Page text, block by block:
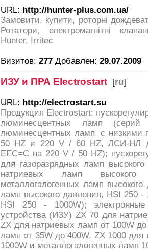
URL: http://hunter-plus.com.ua/
Замовити, купити, роторні
Ротатори, електромагнітні
Hunter, Irritec
Визитов: 277 Добавлен: 29.07.2009
ИЗУ и ПРА Electrostart [ru]
URL: http://electrostart.su
Продукция Electrostart:
люминесцентных ламп
люминесцентных ламп, с низкими
50 HZ и 220 V / 60 HZ, ЛСИ-НЛ
ЕЕС=C на 220 V / 50 HZ);
для газоразрядных ламп
натриевых ламп
металлогалогенных ламп
ламп высокого давления, HSI 250
HSI 250 - 1000W);
устройства (ИЗУ) ZX 70 для
ZX для натриевых ламп от 100W
ламп от 35W до 400W, ZX 1000
1000W и металлогалогенных ламп